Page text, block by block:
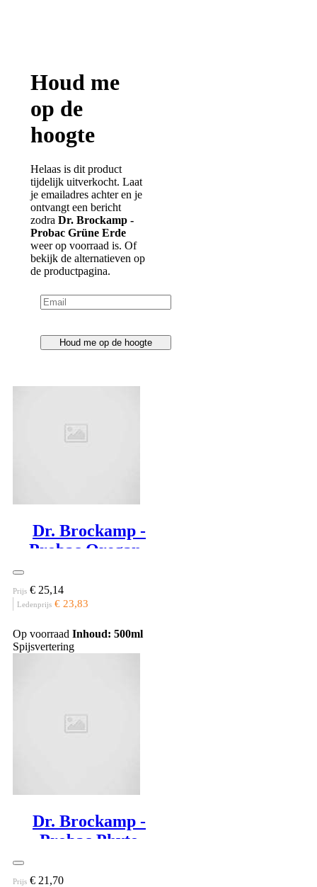
Houd me
op de
hoogte
Helaas is dit product
tijdelijk uitverkocht. Laat
je emailadres achter en je
ontvangt een bericht
zodra Dr. Brockamp -
Probac Grüne Erde
weer op voorraad is. Of
bekijk de alternatieven op
de productpagina.
Houd me op de hoogte
€ 14,09
Dr. Brockamp -
Probac Omega-3
Lecithine olie
€ 29,67
€ 28,13
Op voorraadInhoud: 500ml
Dr. Brockamp -
Probac Oregano
Prijs € 25,14
Ledenprijs € 23,83
Op voorraad Inhoud: 500ml
Spijsvertering
Dr. Brockamp -
Probac Phyto
Prijs € 21,70